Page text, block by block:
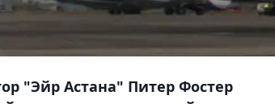
"Эйр Астана" Питер Фостер